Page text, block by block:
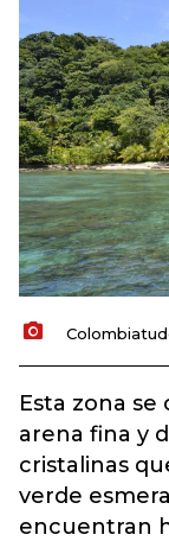
Esta zona se
arena fina y
cristalinas
verde
encuentran